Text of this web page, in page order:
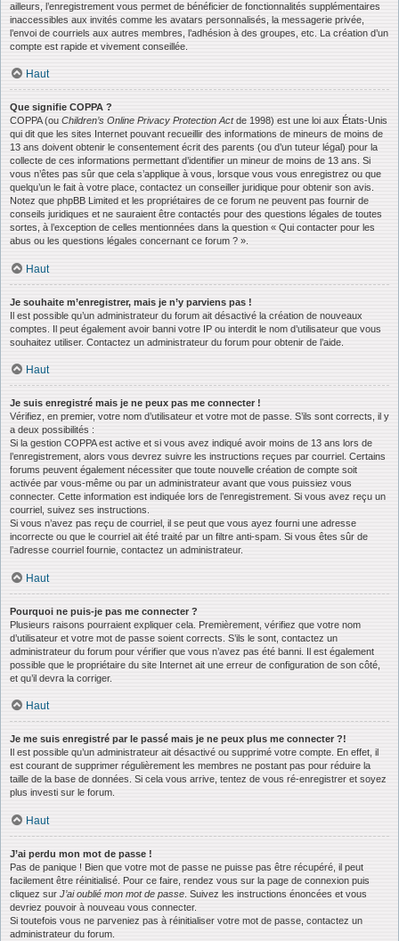
ailleurs, l’enregistrement vous permet de bénéficier de fonctionnalités supplémentaires
inaccessibles aux invités comme les avatars personnalisés, la messagerie privée,
l’envoi de courriels aux autres membres, l’adhésion à des groupes, etc. La création d’un
compte est rapide et vivement conseillée.
Haut
Que signifie COPPA ?
COPPA (ou Children’s Online Privacy Protection Actde 1998) est une loi aux États-Unis
qui dit que les sites Internet pouvant recueillir des informations de mineurs de moins de
13 ans doivent obtenir le consentement écrit des parents (ou d’un tuteur légal) pour la
collecte de ces informations permettant d’identifier un mineur de moins de 13 ans. Si
vous n’êtes pas sûr que cela s’applique à vous, lorsque vous vous enregistrez ou que
quelqu’un le fait à votre place, contactez un conseiller juridique pour obtenir son avis.
Notez que phpBB Limited et les propriétaires de ce forum ne peuvent pas fournir de
conseils juridiques et ne sauraient être contactés pour des questions légales de toutes
sortes, à l’exception de celles mentionnées dans la question « Qui contacter pour les
abus ou les questions légales concernant ce forum ? ».
Haut
Je souhaite m’enregistrer, mais je n’y parviens pas !
Il est possible qu’un administrateur du forum ait désactivé la création de nouveaux
comptes. Il peut également avoir banni votre IP ou interdit le nom d’utilisateur que vous
souhaitez utiliser. Contactez un administrateur du forum pour obtenir de l’aide.
Haut
Je suis enregistré mais je ne peux pas me connecter !
Vérifiez, en premier, votre nom d’utilisateur et votre mot de passe. S’ils sont corrects, il y
a deux possibilités :
Si la gestion COPPA est active et si vous avez indiqué avoir moins de 13 ans lors de
l’enregistrement, alors vous devrez suivre les instructions reçues par courriel. Certains
forums peuvent également nécessiter que toute nouvelle création de compte soit
activée par vous-même ou par un administrateur avant que vous puissiez vous
connecter. Cette information est indiquée lors de l’enregistrement. Si vous avez reçu un
courriel, suivez ses instructions.
Si vous n’avez pas reçu de courriel, il se peut que vous ayez fourni une adresse
incorrecte ou que le courriel ait été traité par un filtre anti-spam. Si vous êtes sûr de
l’adresse courriel fournie, contactez un administrateur.
Haut
Pourquoi ne puis-je pas me connecter ?
Plusieurs raisons pourraient expliquer cela. Premièrement, vérifiez que votre nom
d’utilisateur et votre mot de passe soient corrects. S’ils le sont, contactez un
administrateur du forum pour vérifier que vous n’avez pas été banni. Il est également
possible que le propriétaire du site Internet ait une erreur de configuration de son côté,
et qu’il devra la corriger.
Haut
Je me suis enregistré par le passé mais je ne peux plus me connecter ?!
Il est possible qu’un administrateur ait désactivé ou supprimé votre compte. En effet, il
est courant de supprimer régulièrement les membres ne postant pas pour réduire la
taille de la base de données. Si cela vous arrive, tentez de vous ré-enregistrer et soyez
plus investi sur le forum.
Haut
J’ai perdu mon mot de passe !
Pas de panique ! Bien que votre mot de passe ne puisse pas être récupéré, il peut
facilement être réinitialisé. Pour ce faire, rendez vous sur la page de connexion puis
cliquez sur J’ai oublié mon mot de passe . Suivez les instructions énoncées et vous
devriez pouvoir à nouveau vous connecter.
Si toutefois vous ne parveniez pas à réinitialiser votre mot de passe, contactez un
administrateur du forum.